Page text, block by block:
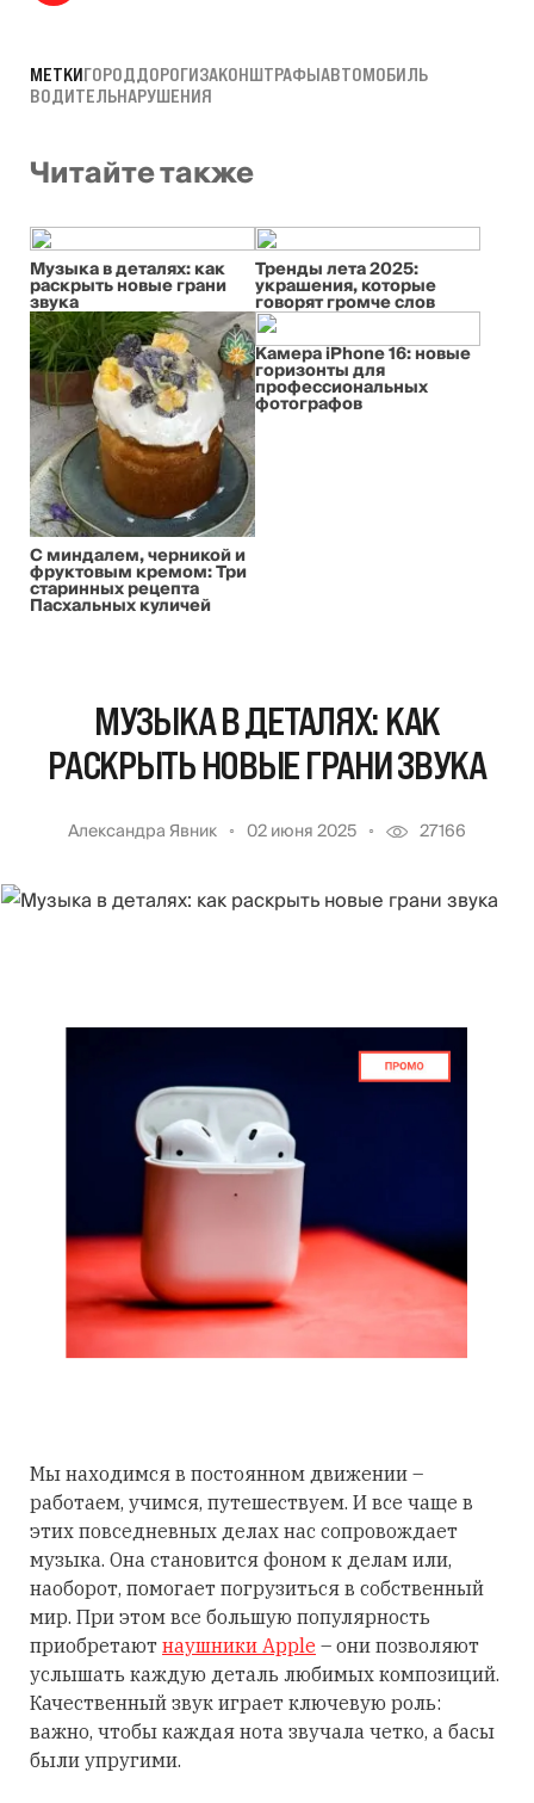
МЕТКИГОРОДДОРОГИЗАКОНШТРАФЫАВТОМОБИЛЬ
ВОДИТЕЛЬНАРУШЕНИЯ
Читайте также
Музыка в деталях: как
раскрыть новые грани
звука
Тренды лета 2025:
украшения, которые
говорят громче слов
С миндалем, черникой и
фруктовым кремом: Три
старинных рецепта
Пасхальных куличей
Камера iPhone 16: новые
горизонты для
профессиональных
фотографов
МУЗЫКА В ДЕТАЛЯХ: КАК
РАСКРЫТЬ НОВЫЕ ГРАНИ ЗВУКА
Александра Явник 02 июня 2025 27166
Мы находимся в постоянном движении –
работаем, учимся, путешествуем. И все чаще в
этих повседневных делах нас сопровождает
музыка. Она становится фоном к делам или,
наоборот, помогает погрузиться в собственный
мир. При этом все большую популярность
приобретают наушники Apple – они позволяют
услышать каждую деталь любимых композиций.
Качественный звук играет ключевую роль:
важно, чтобы каждая нота звучала четко, а басы
были упругими.